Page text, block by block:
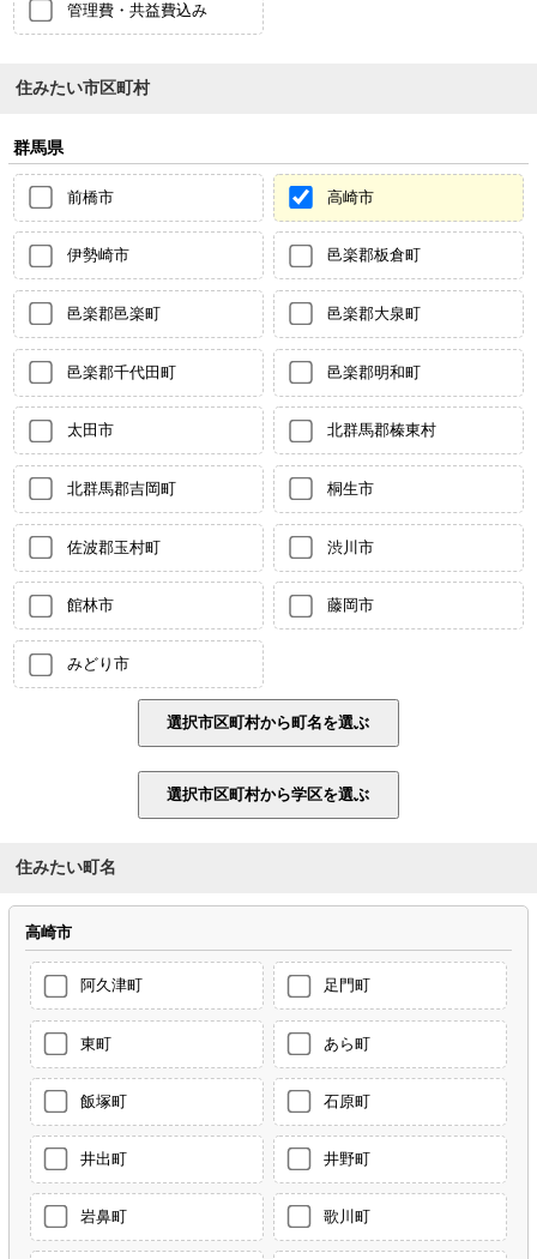
管理費・共益費込み
住みたい市区町村
群馬県
前橋市 高崎市
伊勢崎市 邑楽郡板倉町
邑楽郡邑楽町 邑楽郡大泉町
邑楽郡千代田町 邑楽郡明和町
太田市 北群馬郡榛東村
北群馬郡吉岡町 桐生市
佐波郡玉村町 渋川市
館林市 藤岡市
みどり市
住みたい町名
高崎市
阿久津町 足門町
東町 あら町
飯塚町 石原町
井出町 井野町
岩鼻町 歌川町